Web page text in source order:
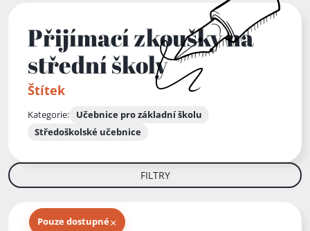
Přijímací zkoušky na
střední školy
Štítek
Kategorie:
Učebnice pro základní školu
Středoškolské učebnice
FILTRY
Pouze dostupné×